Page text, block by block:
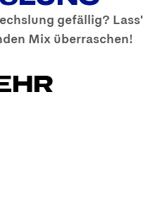
gefällig? Lass'
Mix überraschen!